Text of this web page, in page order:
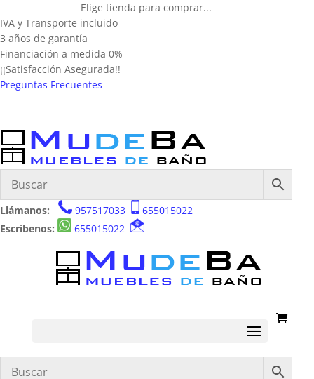
Elige tienda para comprar...
IVA y Transporte incluido
3 años de garantía
Financiación a medida 0%
¡¡Satisfacción Asegurada!!
Preguntas Frecuentes
Llámanos: 957517033
655015022
Escríbenos:
655015022